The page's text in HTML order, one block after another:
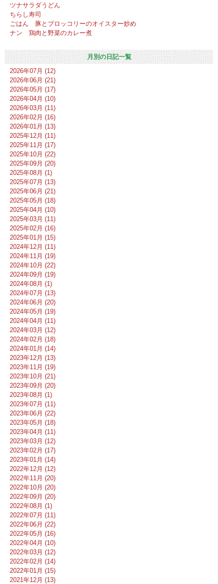
ツナサラダうどん
ちらし寿司
ごはん 豚とブロッコリーのオイスター炒め
ナン 鶏肉と野菜のカレー煮
月別の日記一覧
2026年07月 (12)
2026年06月 (21)
2026年05月 (17)
2026年04月 (10)
2026年03月 (11)
2026年02月 (16)
2026年01月 (13)
2025年12月 (11)
2025年11月 (17)
2025年10月 (22)
2025年09月 (20)
2025年08月 (1)
2025年07月 (13)
2025年06月 (21)
2025年05月 (18)
2025年04月 (10)
2025年03月 (11)
2025年02月 (16)
2025年01月 (15)
2024年12月 (11)
2024年11月 (19)
2024年10月 (22)
2024年09月 (19)
2024年08月 (1)
2024年07月 (13)
2024年06月 (20)
2024年05月 (19)
2024年04月 (11)
2024年03月 (12)
2024年02月 (18)
2024年01月 (14)
2023年12月 (13)
2023年11月 (19)
2023年10月 (21)
2023年09月 (20)
2023年08月 (1)
2023年07月 (11)
2023年06月 (22)
2023年05月 (18)
2023年04月 (11)
2023年03月 (12)
2023年02月 (17)
2023年01月 (14)
2022年12月 (12)
2022年11月 (20)
2022年10月 (20)
2022年09月 (20)
2022年08月 (1)
2022年07月 (11)
2022年06月 (22)
2022年05月 (16)
2022年04月 (10)
2022年03月 (12)
2022年02月 (14)
2022年01月 (15)
2021年12月 (13)